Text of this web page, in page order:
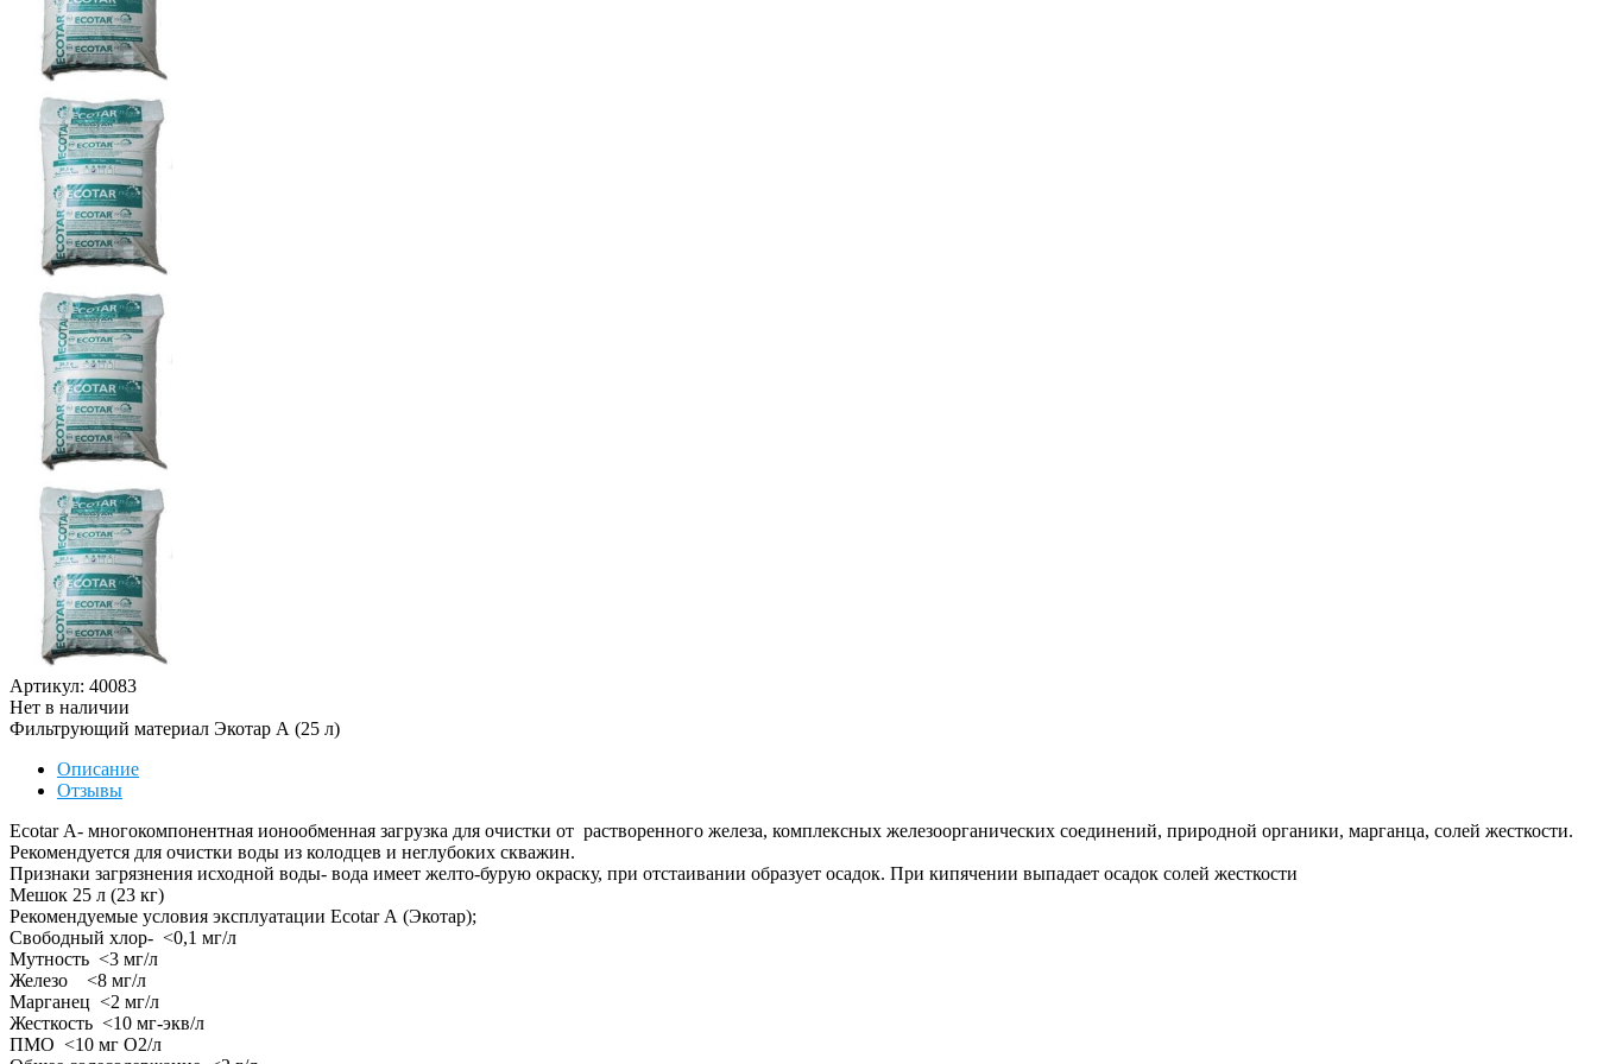
Артикул: 40083
Нет в наличии
Фильтрующий материал Экотар А (25 л)
Описание
Отзывы
Ecotar А- многокомпонентная ионообменная загрузка для очистки от растворенного железа, комплексных железоорганических соединений, природной органики, марганца, солей жесткости.
Рекомендуется для очистки воды из колодцев и неглубоких скважин.
Признаки загрязнения исходной воды- вода имеет желто-бурую окраску, при отстаивании образует осадок. При кипячении выпадает осадок солей жесткости
Мешок 25 л (23 кг)
Рекомендуемые условия эксплуатации Ecotar А (Экотар);
Свободный хлор- <0,1 мг/л
Мутность <3 мг/л
Железо <8 мг/л
Марганец <2 мг/л
Жесткость <10 мг-экв/л
ПМО <10 мг О2/л